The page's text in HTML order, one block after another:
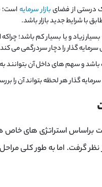
درستی از فضایبازار سرمایهاست؛
با شرایط جدید بازار باشد.
زیاد و یا بسیار کم باشد؛
گذار را دچار سردرگمی می
و سهم های داخل آن بتوانند
گذار هر لحظه بتواند آن را
براساس استراتژی های
نظر گرفت. اما به طور کلی